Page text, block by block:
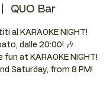
QUO Bar
al KARAOKE NIGHT!
dalle 20:00! 🎶
fun at KARAOKE NIGHT!
Saturday, from 8 PM!